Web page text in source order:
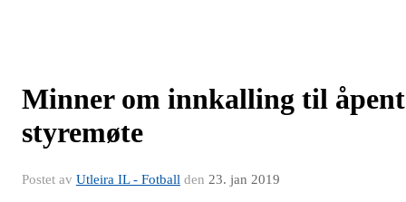
Minner om innkalling til åpent
styremøte
Postet av Utleira IL - Fotball den 23. jan 2019